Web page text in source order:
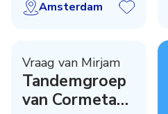
jou!Amsterdam
Vraag van Mirjam
Tandemgroep
van Cormeta